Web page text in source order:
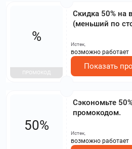
Скидка 50% на
(меньший по
%
ПРОМОКОД
Истек,
возможно работает
Показать
Сэкономьте
промокодом.
50%
Истек,
возможно работает